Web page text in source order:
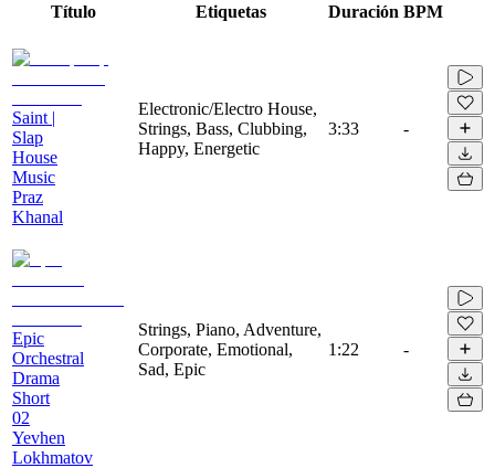
Título Etiquetas Duración BPM
Saint |
Slap
House
Music
Praz
Khanal
Electronic/Electro House,
Strings, Bass, Clubbing,
Happy, Energetic
3:33 -
Epic
Orchestral
Drama
Short
02
Yevhen
Lokhmatov
Strings, Piano, Adventure,
Corporate, Emotional,
Sad, Epic
1:22 -